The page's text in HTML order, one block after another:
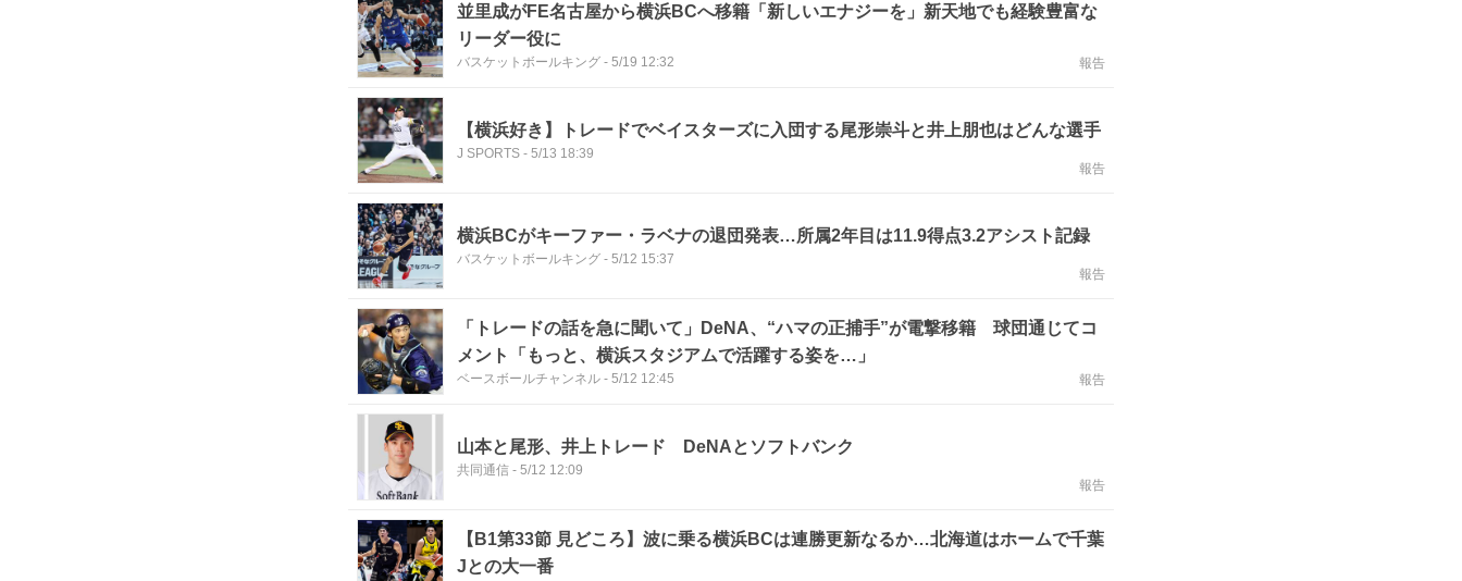
並里成がFE名古屋から横浜BCへ移籍「新しいエナジーを」新天地でも経験豊富な
リーダー役に
バスケットボールキング - 5/19 12:32 報告
【横浜好き】トレードでベイスターズに入団する尾形崇斗と井上朋也はどんな選手
J SPORTS - 5/13 18:39
報告
横浜BCがキーファー・ラベナの退団発表…所属2年目は11.9得点3.2アシスト記録
バスケットボールキング - 5/12 15:37
報告
「トレードの話を急に聞いて」DeNA、“ハマの正捕手”が電撃移籍 球団通じてコ
メント「もっと、横浜スタジアムで活躍する姿を…」
ベースボールチャンネル - 5/12 12:45 報告
山本と尾形、井上トレード DeNAとソフトバンク
共同通信 - 5/12 12:09
報告
【B1第33節 見どころ】波に乗る横浜BCは連勝更新なるか…北海道はホームで千葉
Jとの大一番